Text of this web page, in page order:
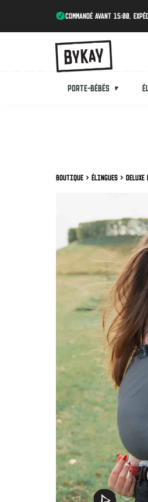
Commandé avant 15:00,
Porte-bébés
Boutique Élingues